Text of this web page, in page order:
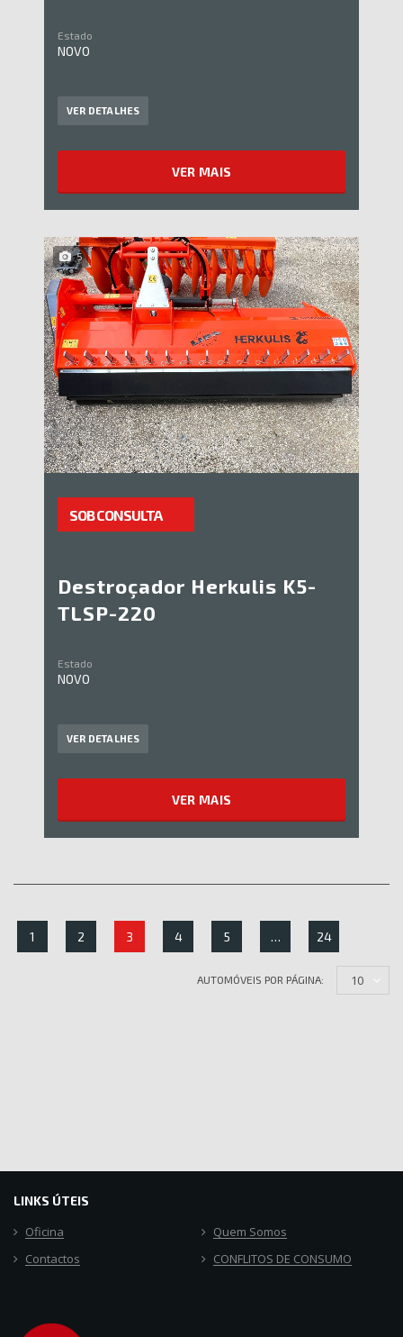
Estado
NOVO
VER DETALHES
VER MAIS
5
SOB CONSULTA
Destroçador Herkulis K5-
TLSP-220
Estado
NOVO
VER DETALHES
VER MAIS
1 2 3 4 5 … 24
AUTOMÓVEIS POR PÁGINA: 10
LINKS ÚTEIS
Oficina
Quem Somos
Contactos
CONFLITOS DE CONSUMO